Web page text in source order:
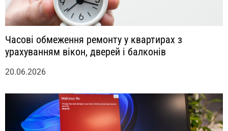
Часові обмеження ремонту у квартирах з
урахуванням вікон, дверей і балконів
20.06.2026